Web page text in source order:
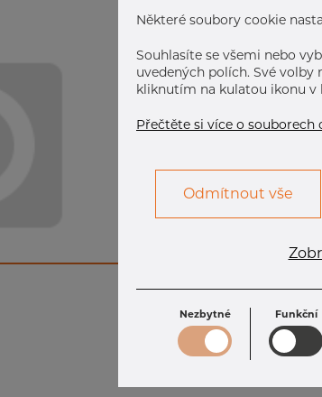
Některé soubory cookie
Souhlasíte se všemi nebo
uvedených polích. Své
kliknutím na kulatou ikonu v
Přečtěte si více o souborech
Odmítnout vše
Nezbytné Funkční